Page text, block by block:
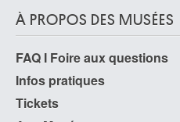
À PROPOS DES MUSÉES
FAQ I Foire aux questions
Infos pratiques
Tickets